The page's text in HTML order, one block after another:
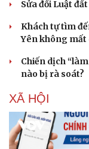
Sửa đổi Luật
Khách tự tìm
Yên không mất
Chiến dịch
nào bị rà soát?
XÃ HỘI